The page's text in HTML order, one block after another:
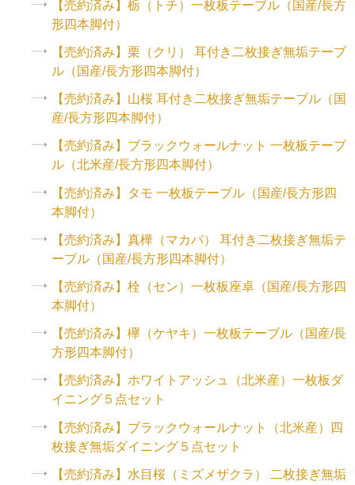
【売約済み】栃（トチ）一枚板テーブル（国産/長方
形四本脚付）
【売約済み】栗（クリ） 耳付き二枚接ぎ無垢テーブ
ル（国産/長方形四本脚付）
【売約済み】山桜 耳付き二枚接ぎ無垢テーブル（国
産/長方形四本脚付）
【売約済み】ブラックウォールナット 一枚板テーブ
ル（北米産/長方形四本脚付）
【売約済み】タモ 一枚板テーブル（国産/長方形四
本脚付）
【売約済み】真樺（マカバ） 耳付き二枚接ぎ無垢テ
ーブル（国産/長方形四本脚付）
【売約済み】栓（セン）一枚板座卓（国産/長方形四
本脚付）
【売約済み】欅（ケヤキ）一枚板テーブル（国産/長
方形四本脚付）
【売約済み】ホワイトアッシュ（北米産）一枚板ダ
イニング５点セット
【売約済み】ブラックウォールナット（北米産）四
枚接ぎ無垢ダイニング５点セット
【売約済み】水目桜（ミズメザクラ） 二枚接ぎ無垢